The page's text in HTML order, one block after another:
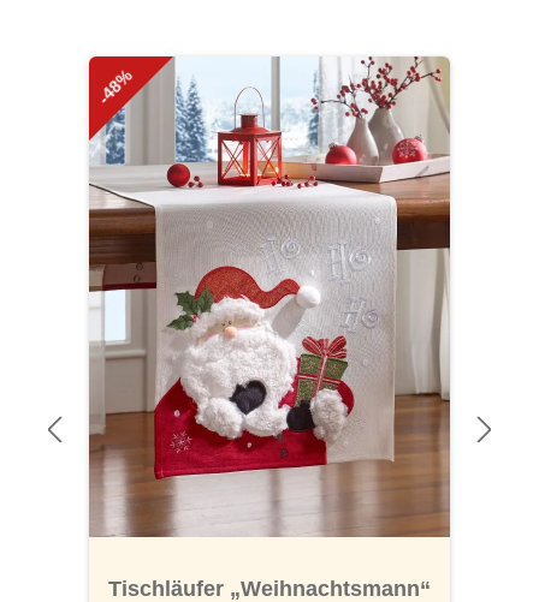
Produktgalerie überspringen
-48%
Tischläufer „Weihnachtsmann“